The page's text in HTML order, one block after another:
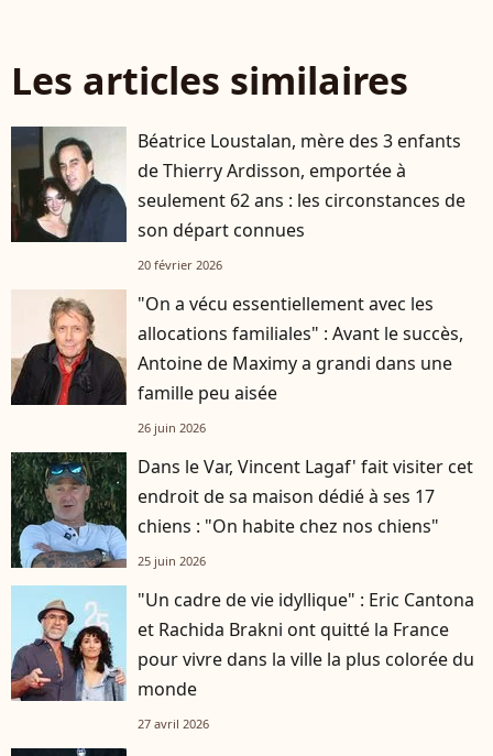
Les articles similaires
Béatrice Loustalan, mère des 3 enfants
de Thierry Ardisson, emportée à
seulement 62 ans : les circonstances de
son départ connues
20 février 2026
"On a vécu essentiellement avec les
allocations familiales" : Avant le succès,
Antoine de Maximy a grandi dans une
famille peu aisée
26 juin 2026
Dans le Var, Vincent Lagaf' fait visiter cet
endroit de sa maison dédié à ses 17
chiens : "On habite chez nos chiens"
25 juin 2026
"Un cadre de vie idyllique" : Eric Cantona
et Rachida Brakni ont quitté la France
pour vivre dans la ville la plus colorée du
monde
27 avril 2026